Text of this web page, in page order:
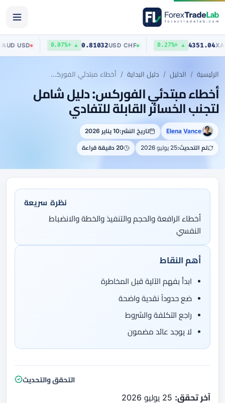
▲ +0.27%
USD/CHF
0.81032
▲ +0.07%
AUD/USD
0.70403
▼ 0.03%
الرئيسية الدليل دليل البداية أخطاء مبتدئي الفوركس: دليل شامل لتجنب الخسائر القابلة للتفادي
أخطاء مبتدئي الفوركس: دليل شامل
لتجنب الخسائر القابلة للتفادي
Elena Vance تاريخ النشر:10 يناير 2026
تم التحديث:25 يوليو 2026 20 دقيقة قراءة
نظرة سريعة
أخطاء الرافعة والحجم والتنفيذ والخطة والانضباط
النفسي
أهم النقاط
ابدأ بفهم الآلية قبل المخاطرة
ضع حدوداً نقدية واضحة
راجع التكلفة والشروط
لا يوجد عائد مضمون
التحقق والتحديث
آخر تحقق: 25 يوليو 2026